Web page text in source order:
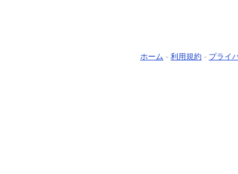
ホーム - 利用規約 - プライ